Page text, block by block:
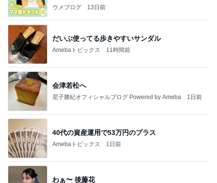
ウメブログ 13日前
だいぶ使ってる歩きやすいサンダル
Amebaトピックス 11時間前
会津若松へ
尼子勝紀オフィシャルブログ Powered by Ameba 1日前
40代の資産運用で53万円のプラス
Amebaトピックス 1日前
わぁ〜 後藤花